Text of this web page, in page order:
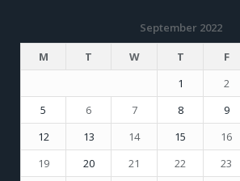
September 2022
M
T W T F
1
2
5
6 7 8 9
12
13 14 15 16
19
20 21 22 23